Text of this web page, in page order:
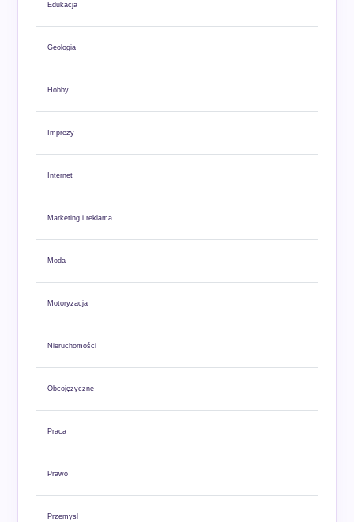
Edukacja
Geologia
Hobby
Imprezy
Internet
Marketing i reklama
Moda
Motoryzacja
Nieruchomości
Obcojęzyczne
Praca
Prawo
Przemysł